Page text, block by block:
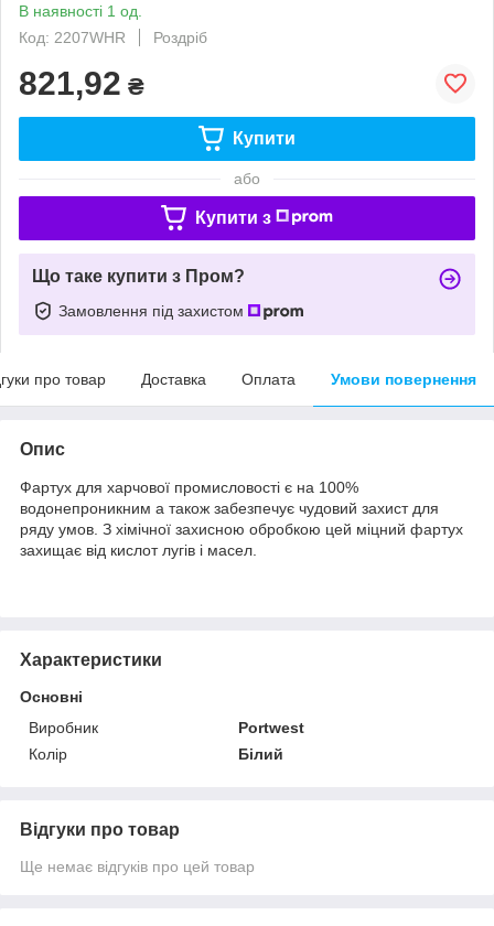
В наявності 1 од.
Код: 2207WHR
Роздріб
821,92 ₴
Купити
або
Купити з
Що таке купити з Пром?
Замовлення під захистом
про товар Доставка Оплата Умови повернення
Опис
Фартух для харчової промисловості є на 100%
водонепроникним а також забезпечує чудовий захист для
ряду умов. З хімічної захисною обробкою цей міцний фартух
захищає від кислот лугів і масел.
Характеристики
Основні
Виробник
Portwest
Колір
Білий
Відгуки про товар
Ще немає відгуків про цей товар